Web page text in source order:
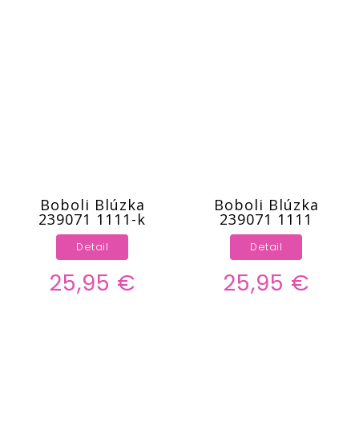
Boboli Blúzka
239071 1111-k
25,95 €
Detail
Boboli Blúzka
239071 1111
25,95 €
Detail